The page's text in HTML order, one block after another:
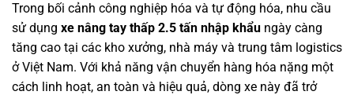
Trong bối cảnh công nghiệp hóa và tự động hóa, nhu cầu
sử dụng xe nâng tay thấp 2.5 tấn nhập khẩu ngày càng
tăng cao tại các kho xưởng, nhà máy và trung tâm logistics
ở Việt Nam. Với khả năng vận chuyển hàng hóa nặng một
cách linh hoạt, an toàn và hiệu quả, dòng xe này đã trở